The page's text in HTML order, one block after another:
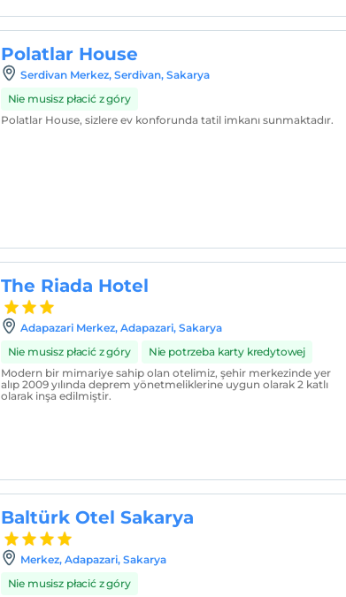
Polatlar House
Serdivan Merkez, Serdivan, Sakarya
Nie musisz płacić z góry
Polatlar House, sizlere ev konforunda tatil imkanı sunmaktadır.
The Riada Hotel
Adapazari Merkez, Adapazari, Sakarya
Nie musisz płacić z góry
Nie potrzeba karty kredytowej
Modern bir mimariye sahip olan otelimiz, şehir merkezinde yer
alıp 2009 yılında deprem yönetmeliklerine uygun olarak 2 katlı
olarak inşa edilmiştir.
Baltürk Otel Sakarya
Merkez, Adapazari, Sakarya
Nie musisz płacić z góry